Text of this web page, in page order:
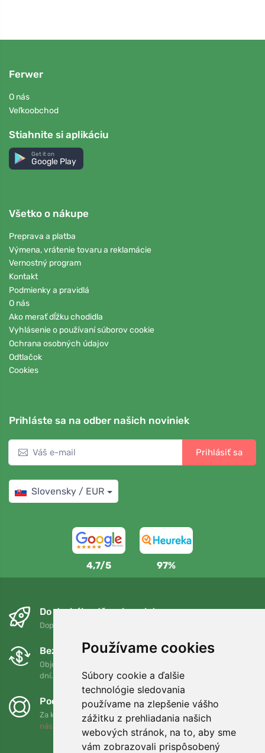
Používame cookies
Súbory cookie a ďalšie
technológie sledovania
používame na zlepšenie vášho
zážitku z prehliadania našich
webových stránok, na to, aby sme
vám zobrazovali prispôsobený
Ferwer
O nás
Veľkoobchod
Stiahnite si aplikáciu
Get it on
Google Play
Všetko o nákupe
Preprava a platba
Výmena, vrátenie tovaru a reklamácie
Vernostný program
Kontakt
Podmienky a pravidlá
O nás
Ako merať dĺžku chodidla
Vyhlásenie o používaní súborov cookie
Ochrana osobných údajov
Odtlačok
Cookies
Prihláste sa na odber našich noviniek
Prihlásiť sa
Slovensky / EUR
4,7/5 97%
Do druhého dňa a bezplatne
Doprava zadarmo pri objednávkach nad 75 EUR
Bezplatná výmena a vrátenie tovaru
Objednávku môžete kedykoľvek vrátiť alebo vymeniť do 90
dní.
Podporujeme Trees.org
Za každú objednávku zasadíme strom! Prečítajte si viac
nás